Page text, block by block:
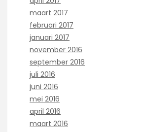
maart 2017
februari 2017
januari 2017
november 2016
september 2016
juli 2016
juni 2016
mei 2016
april 2016
maart 2016